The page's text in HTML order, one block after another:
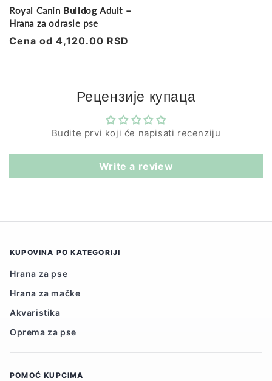
Royal Canin Bulldog Adult –
Hrana za odrasle pse
Regularna
Cena od 4,120.00 RSD
Рецензије купаца
Budite prvi koji će napisati recenziju
Write a review
KUPOVINA PO KATEGORIJI
Hrana za pse
Hrana za mačke
Akvaristika
Oprema za pse
POMOĆ KUPCIMA